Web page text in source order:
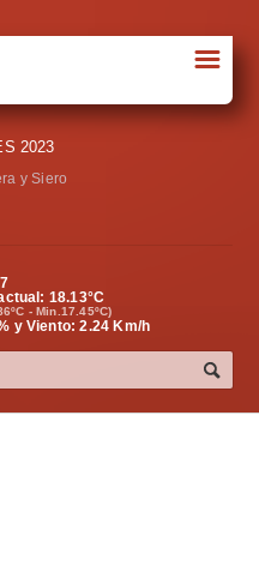
☰
2023
y Siero
18.13°C
- Min.17.45ºC)
y Viento: 2.24 Km/h